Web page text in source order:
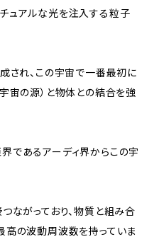
ュアルな光を注入する粒子
され、この宇宙で一番最初に
宙の源）と物体との結合を強
であるアーディ界からこの宇
ながっており、物質と組み合
高の波動周波数を持っていま